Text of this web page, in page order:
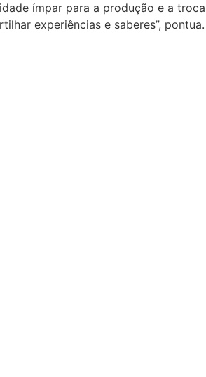
ímpar para a produção e a
experiências e saberes”, pontua.